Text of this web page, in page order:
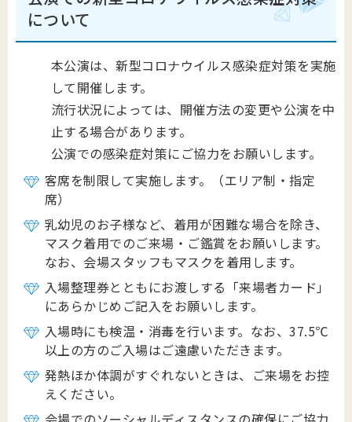
について
本公演は、新型コロナウイルス感染症対策を実施
して開催します。
流行状況によっては、開催方法の変更や公演を中
止する場合があります。
公演での感染症対策にご協力をお願いします。
客席を制限して実施します。（エリア制・指定
席）
乳幼児のお子様など、着用が困難な場合を除き、
マスク着用でのご来場・ご鑑賞をお願いします。
なお、会場スタッフもマスクを着用します。
入場整理券とともにお渡しする「来場者カード」
にあらかじめご記入をお願いします。
入場時にも検温・消毒を行います。なお、37.5℃
以上の方のご入場はご遠慮いただきます。
発熱ほか体調がすぐれないときは、ご来場をお控
えください。